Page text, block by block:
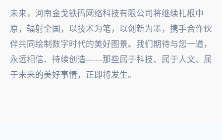
未来，河南金戈铁码网络科技有限公司将继续扎根中
原，辐射全国，以技术为笔，以创新为墨，携手合作伙
伴共同绘制数字时代的美好图景。我们期待与您一道，
永远相信、持续创造——那些属于科技、属于人文、属
于未来的美好事情，正即将发生。